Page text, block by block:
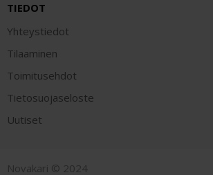
TIEDOT
Yhteystiedot
Tilaaminen
Toimitusehdot
Tietosuojaseloste
Uutiset
Novakari © 2024